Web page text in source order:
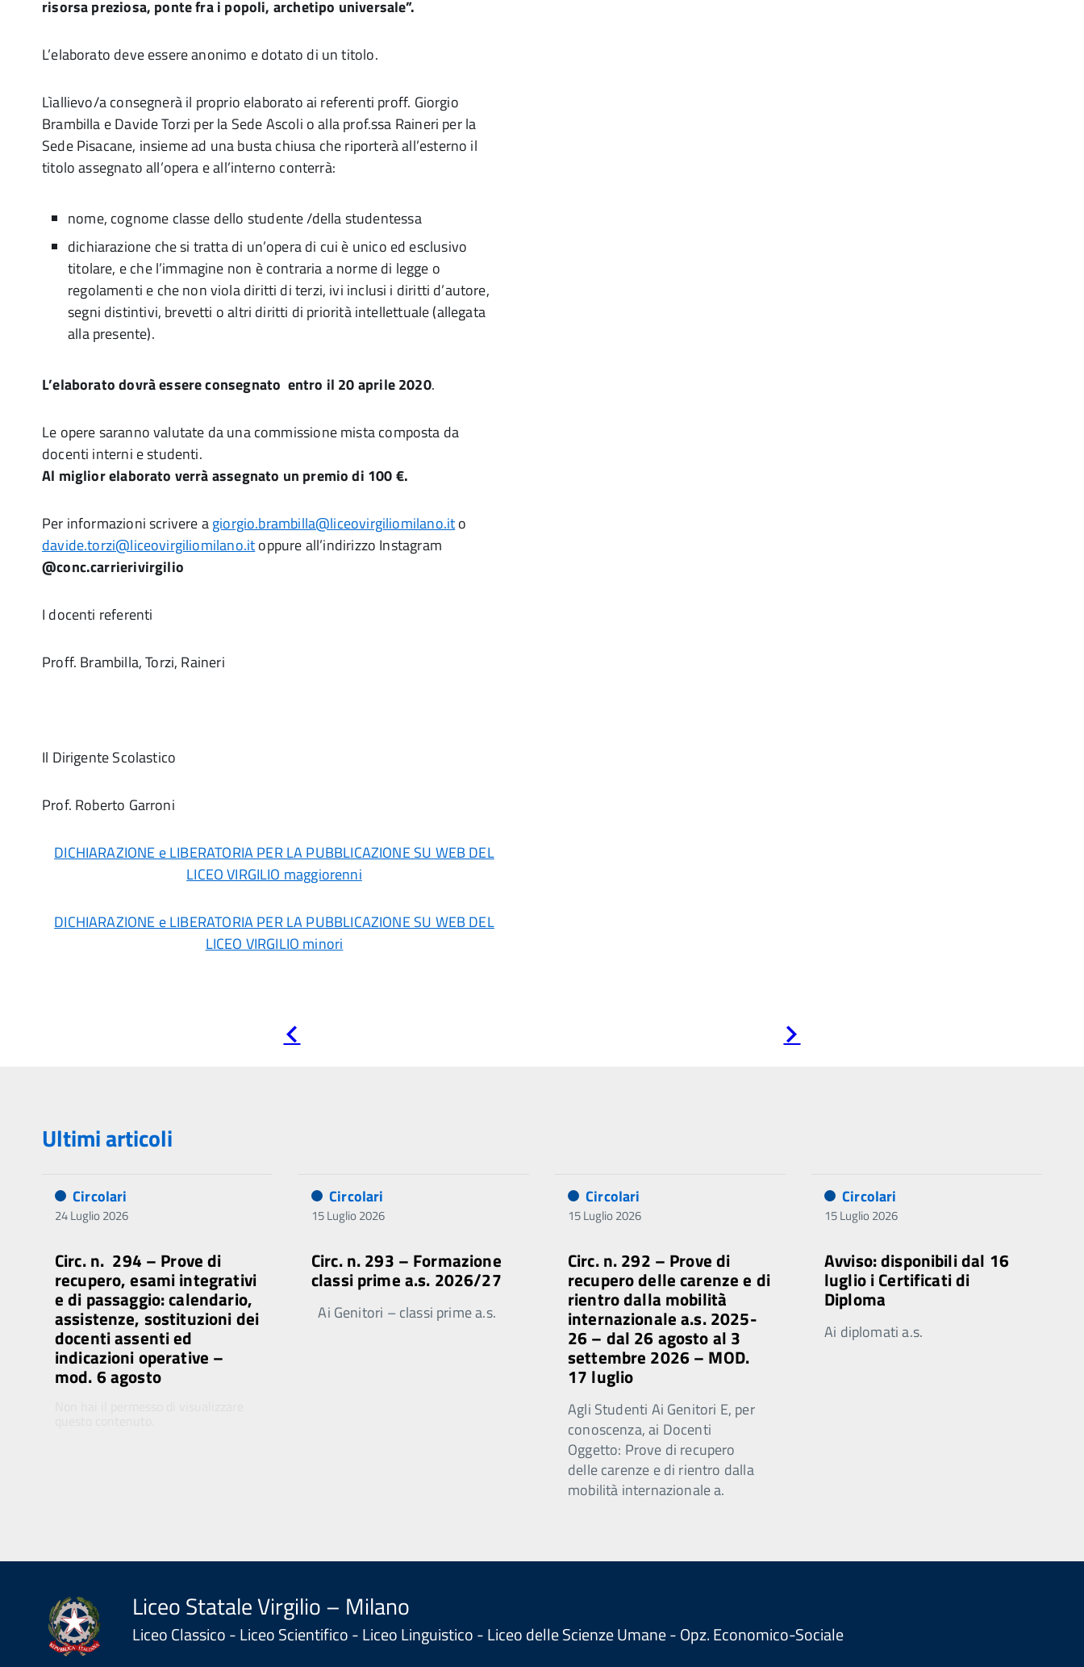
risorsa preziosa, ponte fra i popoli, archetipo universale”.
L’elaborato deve essere anonimo e dotato di un titolo.
Lìallievo/a consegnerà il proprio elaborato ai referenti proff. Giorgio
Brambilla e Davide Torzi per la Sede Ascoli o alla prof.ssa Raineri per la
Sede Pisacane, insieme ad una busta chiusa che riporterà all’esterno il
titolo assegnato all’opera e all’interno conterrà:
nome, cognome classe dello studente /della studentessa
dichiarazione che si tratta di un’opera di cui è unico ed esclusivo
titolare, e che l’immagine non è contraria a norme di legge o
regolamenti e che non viola diritti di terzi, ivi inclusi i diritti d’autore,
segni distintivi, brevetti o altri diritti di priorità intellettuale (allegata
alla presente).
L’elaborato dovrà essere consegnato entro il 20 aprile 2020.
Le opere saranno valutate da una commissione mista composta da
docenti interni e studenti.
Al miglior elaborato verrà assegnato un premio di 100 €.
Per informazioni scrivere agiorgio.brambilla@liceovirgiliomilano.ito
davide.torzi@liceovirgiliomilano.itoppure all’indirizzo Instagram
@conc.carrierivirgilio
I docenti referenti
Proff. Brambilla, Torzi, Raineri
Il Dirigente Scolastico
Prof. Roberto Garroni
DICHIARAZIONE e LIBERATORIA PER LA PUBBLICAZIONE SU WEB DEL
LICEO VIRGILIO maggiorenni
DICHIARAZIONE e LIBERATORIA PER LA PUBBLICAZIONE SU WEB DEL
LICEO VIRGILIO minori
precedente successiva
Ultimi articoli
Circolari
24 Luglio 2026
Circ. n. 294 – Prove di
recupero, esami integrativi
e di passaggio: calendario,
assistenze, sostituzioni dei
docenti assenti ed
indicazioni operative –
mod. 6 agosto
Circolari
15 Luglio 2026
Circ. n. 293 – Formazione
classi prime a.s. 2026/27
Ai Genitori – classi prime a.s.
Circolari
15 Luglio 2026
Circ. n. 292 – Prove di
recupero delle carenze e di
rientro dalla mobilità
internazionale a.s. 2025-
26 – dal 26 agosto al 3
settembre 2026 – MOD.
17 luglio
Agli Studenti Ai Genitori E, per
conoscenza, ai Docenti
Oggetto: Prove di recupero
delle carenze e di rientro dalla
mobilità internazionale a.
Circolari
15 Luglio 2026
Avviso: disponibili dal 16
luglio i Certificati di
Diploma
Ai diplomati a.s.
Liceo Statale Virgilio – Milano
Liceo Classico - Liceo Scientifico - Liceo Linguistico - Liceo delle Scienze Umane - Opz. Economico-Sociale